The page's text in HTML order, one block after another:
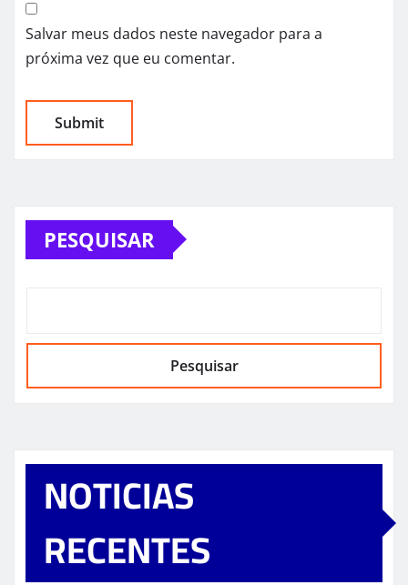
Salvar meus dados neste navegador para a
próxima vez que eu comentar.
PESQUISAR
Pesquisar
NOTICIAS
RECENTES